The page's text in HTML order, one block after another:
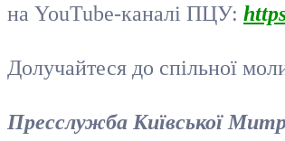
на YouTube-каналі ПЦУ:
Долучайтеся до спільної
Пресслужба Київської